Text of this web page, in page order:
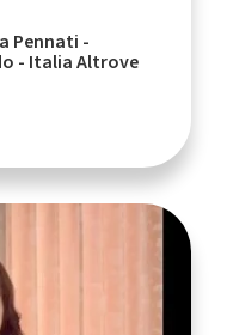
Pennati -
- Italia Altrove